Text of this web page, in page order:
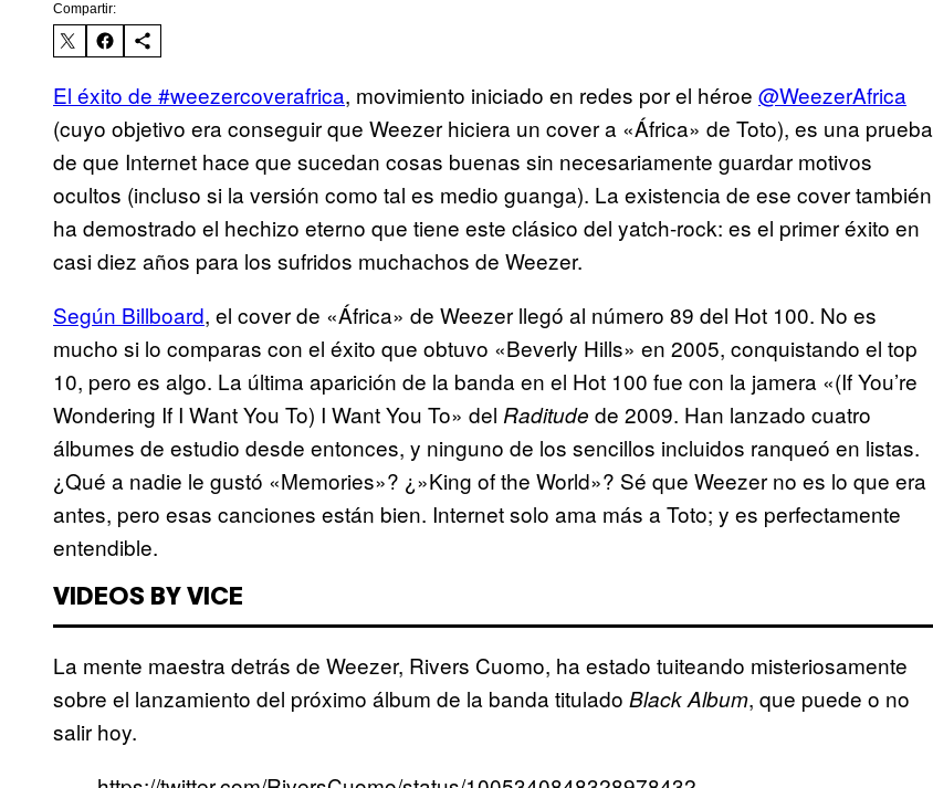
Compartir:
El éxito de #weezercoverafrica, movimiento iniciado en redes por el héroe @WeezerAfrica
(cuyo objetivo era conseguir que Weezer hiciera un cover a «África» de Toto), es una prueba
de que Internet hace que sucedan cosas buenas sin necesariamente guardar motivos
ocultos (incluso si la versión como tal es medio guanga). La existencia de ese cover también
ha demostrado el hechizo eterno que tiene este clásico del yatch-rock: es el primer éxito en
casi diez años para los sufridos muchachos de Weezer.
Según Billboard, el cover de «África» de Weezer llegó al número 89 del Hot 100. No es
mucho si lo comparas con el éxito que obtuvo «Beverly Hills» en 2005, conquistando el top
10, pero es algo. La última aparición de la banda en el Hot 100 fue con la jamera «(If You’re
Wondering If I Want You To) I Want You To» del Raditude de 2009. Han lanzado cuatro
álbumes de estudio desde entonces, y ninguno de los sencillos incluidos ranqueó en listas.
¿Qué a nadie le gustó «Memories»? ¿»King of the World»? Sé que Weezer no es lo que era
antes, pero esas canciones están bien. Internet solo ama más a Toto; y es perfectamente
entendible.
VIDEOS BY VICE
La mente maestra detrás de Weezer, Rivers Cuomo, ha estado tuiteando misteriosamente
sobre el lanzamiento del próximo álbum de la banda titulado Black Album, que puede o no
salir hoy.